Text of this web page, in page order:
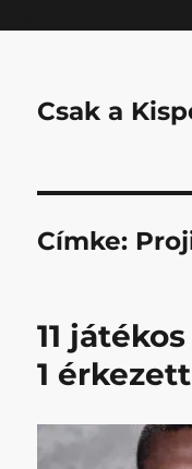
Csak a
Címke:
11
1 érkezett